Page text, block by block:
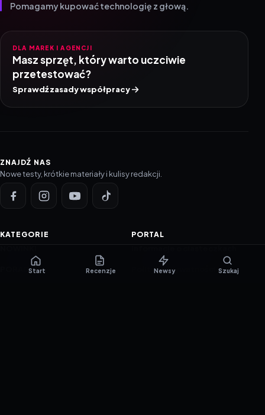
Pomagamy kupować technologię z głową.
DLA MAREK I AGENCJI
Masz sprzęt, który warto uczciwie
przetestować?
Sprawdź zasady współpracy
ZNAJDŹ NAS
Nowe testy, krótkie materiały i kulisy redakcji.
KATEGORIE
PORADNIKI
PORTAL
Polityka prywatności
Start Recenzje Newsy Szukaj